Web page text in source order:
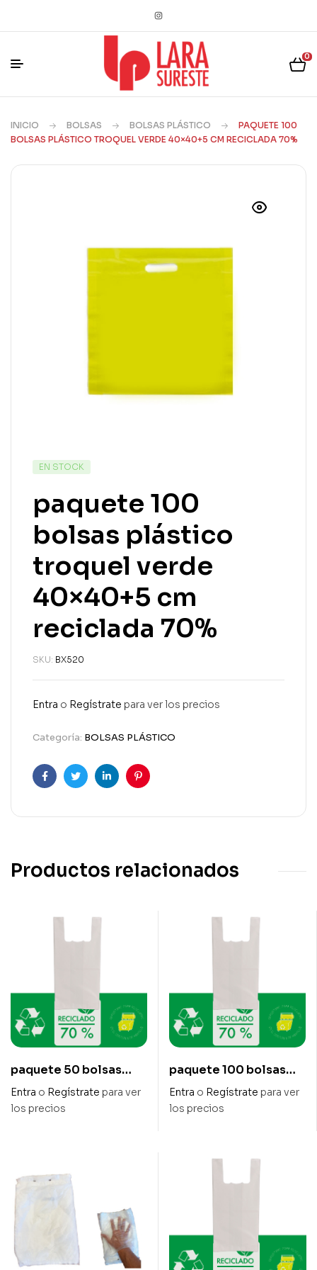
0
INICIO BOLSAS BOLSAS PLÁSTICO
PAQUETE 100
BOLSAS PLÁSTICO TROQUEL VERDE 40×40+5 CM RECICLADA 70%
EN STOCK
paquete 100
bolsas plástico
troquel verde
40×40+5 cm
reciclada 70%
SKU: BX520
Entra o Regístrate para ver los precios
Categoría: BOLSAS PLÁSTICO
FacebookTwitterLinkedinPinterest
Productos relacionados
paquete 50 bolsas
camiseta 70%
reciclado 80/60×85
Entra o Regístrate para ver
los precios
paquete 100 bolsas
camiseta 70%
reciclado 30/19 x 40
Entra o Regístrate para ver
los precios